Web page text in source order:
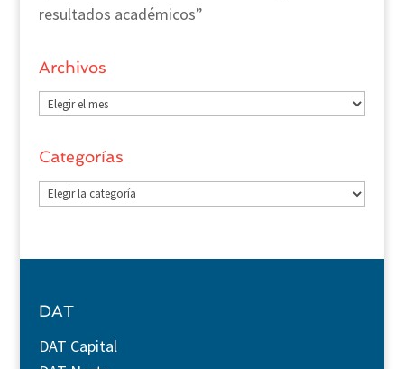
resultados académicos”
Archivos
Archivos
Categorías
Categorías
DAT
DAT Capital